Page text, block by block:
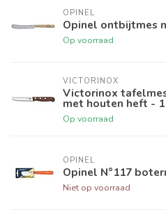
OPINEL
Opinel ontbijtmes
Op voorraad
VICTORINOX
Victorinox
met houten heft -
Op voorraad
OPINEL
Opinel N°117
Niet op voorraad